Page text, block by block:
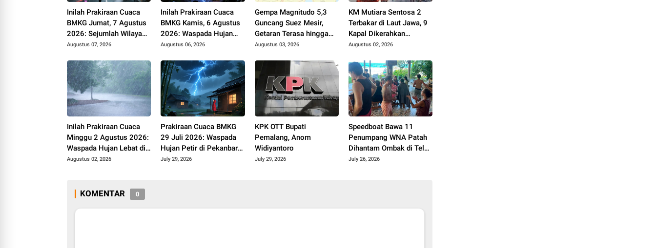
Inilah Prakiraan Cuaca
BMKG Jumat, 7 Agustus
2026: Sejumlah Wilayah
Berpotensi Hujan
Augustus 07, 2026
Inilah Prakiraan Cuaca
BMKG Kamis, 6 Agustus
2026: Waspada Hujan
dan Petir
Augustus 06, 2026
Gempa Magnitudo 5,3
Guncang Suez Mesir,
Getaran Terasa hingga
Kairo
Augustus 03, 2026
KM Mutiara Sentosa 2
Terbakar di Laut Jawa, 9
Kapal Dikerahkan
Evakuasi
Augustus 02, 2026
Inilah Prakiraan Cuaca
Minggu 2 Agustus 2026:
Waspada Hujan Lebat di
Aceh hingga Bengkulu
Augustus 02, 2026
Prakiraan Cuaca BMKG
29 Juli 2026: Waspada
Hujan Petir di Pekanbaru
dan Tanjung Selor
July 29, 2026
KPK OTT Bupati
Pemalang, Anom
Widiyantoro
July 29, 2026
Speedboat Bawa 11
Penumpang WNA Patah
Dihantam Ombak di Teluk
Tomini Sulteng
July 26, 2026
KOMENTAR 0